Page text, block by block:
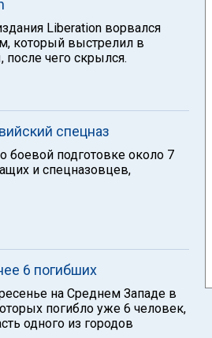
Liberation ворвался
который выстрелил в
чего скрылся.
спецназ
боевой подготовке около 7
и спецназовцев,
6 погибших
на Среднем Западе в
погибло уже 6 человек,
одного из городов